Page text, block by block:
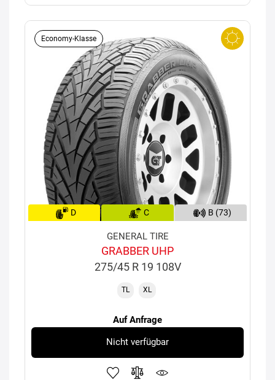
Economy-Klasse
D C B (73)
GENERAL TIRE
GRABBER UHP
275/45 R 19 108V
TL XL
Auf Anfrage
Nicht verfügbar